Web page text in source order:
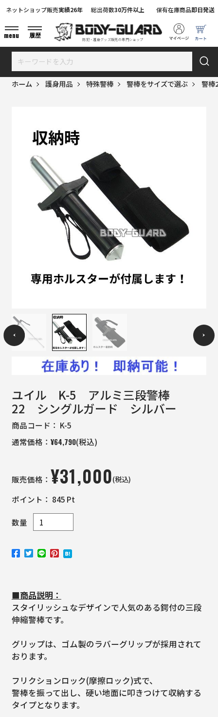
防犯・護身グッズ販売の専門ショップ
ネットショップ販売実績26年 総出荷数30万件以上 保有在庫商品即日発送
menu 履歴
ホーム 護身用品 特殊警棒 警棒をサイズで選ぶ 警棒
ユイル K-5 アルミ三段警棒
22 シングルガード シルバー
商品コード： K-5
通常価格： ¥64,790(税込)
販売価格： ¥31,000(税込)
ポイント： 845 Pt
数量
■商品説明：
スタイリッシュなデザインで人気のある鍔付の三段
伸縮警棒です。
グリップは、ゴム製のラバーグリップが採用されて
おります。
フリクションロック(摩擦ロック)式で、
警棒を振って出し、硬い地面に叩きつけて収納する
タイプとなります。